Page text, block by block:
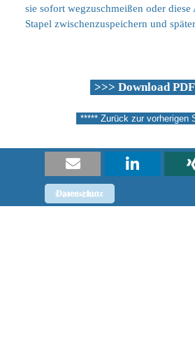
sie sofort wegzuschmeißen oder
Stapel zwischenzuspeichern und
>>> Download
***** Zurück zur vorherigen
Impressum
Datenschutz
© 2008-2026